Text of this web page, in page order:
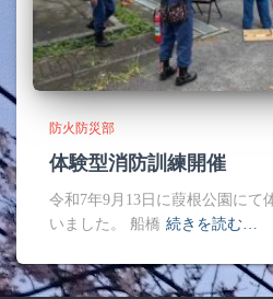
防火防災部
体験型消防訓練開催
令和7年9月13日に葭根公園にて
いました。 船橋 続きを読む…